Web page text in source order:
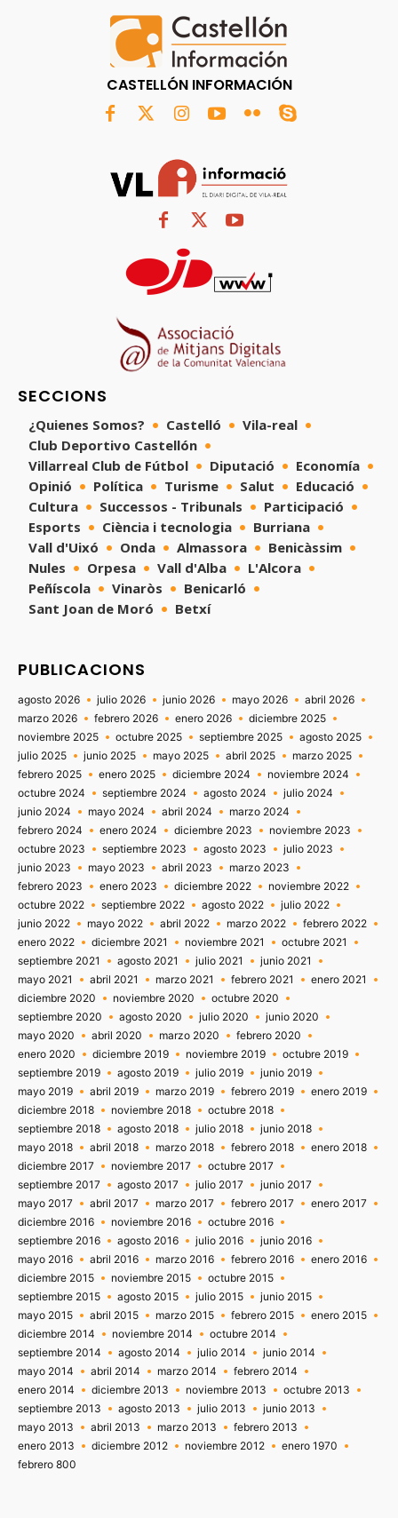
CASTELLÓN INFORMACIÓN
SECCIONS
¿Quienes Somos? Castelló
Vila-real
Club Deportivo Castellón
Villarreal Club de Fútbol
Diputació
Economía
Opinió
Política Turisme Salut
Educació
Cultura
Successos - Tribunals
Participació
Esports
Ciència i tecnologia
Burriana
Vall d'Uixó
Onda Almassora
Benicàssim
Nules
Orpesa Vall d'Alba
L'Alcora
Peñíscola
Vinaròs
Benicarló
Sant Joan de Moró
Betxí
PUBLICACIONS
agosto 2026 julio 2026 junio 2026 mayo 2026
abril 2026
marzo 2026
febrero 2026 enero 2026
diciembre 2025
noviembre 2025
octubre 2025 septiembre 2025
agosto 2025
julio 2025
junio 2025 mayo 2025 abril 2025
marzo 2025
febrero 2025
enero 2025 diciembre 2024
noviembre 2024
octubre 2024
septiembre 2024 agosto 2024
julio 2024
junio 2024
mayo 2024 abril 2024
marzo 2024
febrero 2024
enero 2024 diciembre 2023
noviembre 2023
octubre 2023
septiembre 2023 agosto 2023
julio 2023
junio 2023
mayo 2023 abril 2023
marzo 2023
febrero 2023
enero 2023 diciembre 2022
noviembre 2022
octubre 2022
septiembre 2022 agosto 2022
julio 2022
junio 2022
mayo 2022 abril 2022 marzo 2022
febrero 2022
enero 2022
diciembre 2021 noviembre 2021
octubre 2021
septiembre 2021
agosto 2021 julio 2021
junio 2021
mayo 2021
abril 2021 marzo 2021 febrero 2021
enero 2021
diciembre 2020
noviembre 2020
octubre 2020
septiembre 2020
agosto 2020 julio 2020
junio 2020
mayo 2020
abril 2020 marzo 2020
febrero 2020
enero 2020
diciembre 2019 noviembre 2019
octubre 2019
septiembre 2019
agosto 2019 julio 2019
junio 2019
mayo 2019
abril 2019 marzo 2019 febrero 2019
enero 2019
diciembre 2018
noviembre 2018
octubre 2018
septiembre 2018
agosto 2018 julio 2018
junio 2018
mayo 2018
abril 2018 marzo 2018 febrero 2018
enero 2018
diciembre 2017
noviembre 2017
octubre 2017
septiembre 2017
agosto 2017 julio 2017
junio 2017
mayo 2017
abril 2017 marzo 2017 febrero 2017
enero 2017
diciembre 2016
noviembre 2016
octubre 2016
septiembre 2016
agosto 2016 julio 2016
junio 2016
mayo 2016
abril 2016 marzo 2016 febrero 2016
enero 2016
diciembre 2015
noviembre 2015
octubre 2015
septiembre 2015
agosto 2015 julio 2015
junio 2015
mayo 2015
abril 2015 marzo 2015 febrero 2015
enero 2015
diciembre 2014
noviembre 2014
octubre 2014
septiembre 2014
agosto 2014 julio 2014
junio 2014
mayo 2014
abril 2014 marzo 2014
febrero 2014
enero 2014
diciembre 2013 noviembre 2013
octubre 2013
septiembre 2013
agosto 2013 julio 2013
junio 2013
mayo 2013
abril 2013 marzo 2013
febrero 2013
enero 2013
diciembre 2012 noviembre 2012
enero 1970
febrero 800